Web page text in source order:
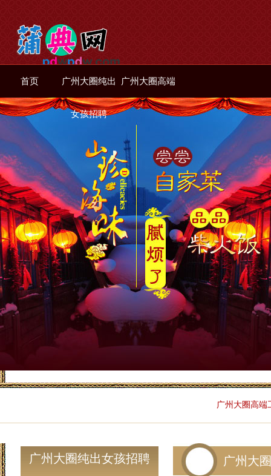
首页 广州大圈纯出
女孩招聘
广州大圈高端
广州大圈高端
广州大圈纯出女孩招聘 广州大